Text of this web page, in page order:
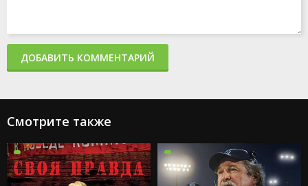
ДОБАВИТЬ КОММЕНТАРИЙ
Смотрите также